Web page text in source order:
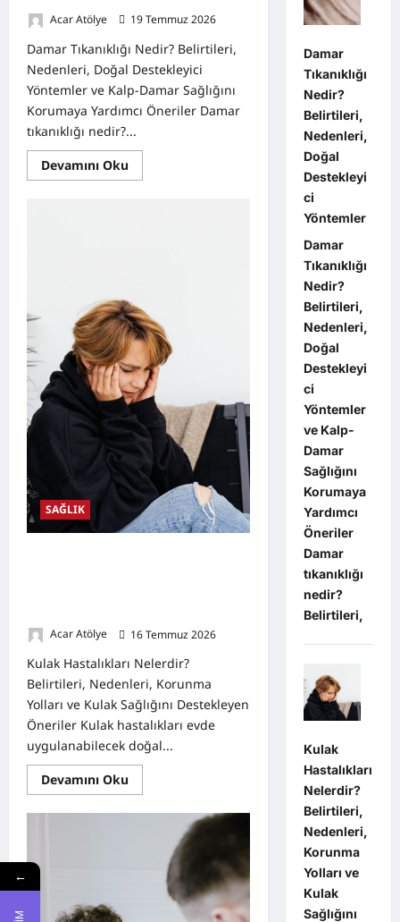
Acar Atölye
19 Temmuz 2026
Damar Tıkanıklığı Nedir? Belirtileri,
Nedenleri, Doğal Destekleyici
Yöntemler ve Kalp-Damar Sağlığını
Korumaya Yardımcı Öneriler Damar
tıkanıklığı nedir?...
Devamını Oku
more
SAĞLIK
Acar Atölye
16 Temmuz 2026
Kulak Hastalıkları Nelerdir?
Belirtileri, Nedenleri, Korunma
Yolları ve Kulak Sağlığını Destekleyen
Öneriler Kulak hastalıkları evde
uygulanabilecek doğal...
Devamını Oku
more
Kulak
Hastalıkları
Nelerdir?
Belirtileri,
Nedenleri,
Korunma
Damar
Tıkanıklığı
Nedir?
Belirtileri,
Nedenleri,
Doğal
Destekleyi
ci
Yöntemler
Damar
Tıkanıklığı
Nedir?
Belirtileri,
Nedenleri,
Doğal
Destekleyi
ci
Yöntemler
ve Kalp-
Damar
Sağlığını
Korumaya
Yardımcı
Öneriler
Damar
tıkanıklığı
nedir?
Belirtileri,
Kulak
Hastalıkları
Nelerdir?
Belirtileri,
Nedenleri,
Korunma
Yolları ve
Kulak
Sağlığını
←